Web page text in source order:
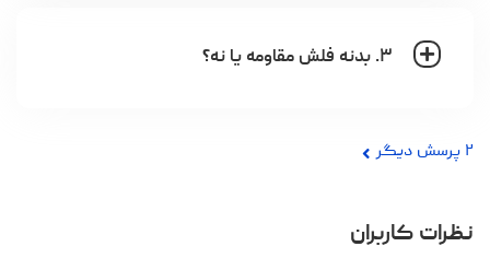
۳. بدنه فلش مقاومه یا نه؟
۲ پرسش دیگر
نظرات کاربران